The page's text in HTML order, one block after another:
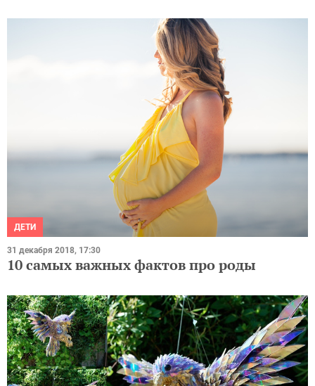
ДЕТИ
31 декабря 2018, 17:30
10 самых важных фактов про роды